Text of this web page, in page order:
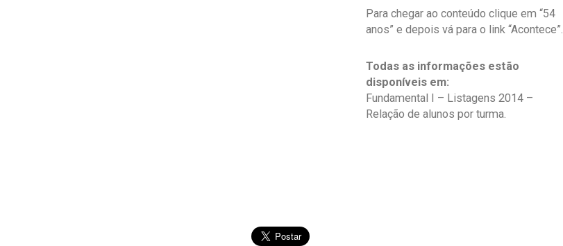
Para chegar ao conteúdo clique em “54
anos” e depois vá para o link “Acontece”.
Todas as informações estão
disponíveis em:
Fundamental I – Listagens 2014 –
Relação de alunos por turma.